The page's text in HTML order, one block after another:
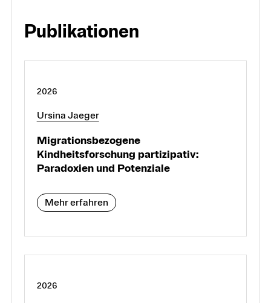
Publikationen
2026
Ursina Jaeger
Migrationsbezogene
Kindheitsforschung partizipativ:
Paradoxien und Potenziale
Mehr erfahren
2026